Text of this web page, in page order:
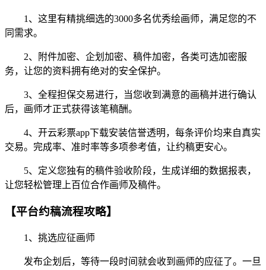
1、这里有精挑细选的3000多名优秀绘画师，满足您的不
同需求。
2、附件加密、企划加密、稿件加密，各类可选加密服
务，让您的资料拥有绝对的安全保护。
3、全程担保交易进行，当您收到满意的画稿并进行确认
后，画师才正式获得该笔稿酬。
4、开云彩票app下载安装信誉透明，每条评价均来自真实
交易。完成率、准时率等多项参考值，让约稿更安心。
5、定义您独有的稿件验收阶段，生成详细的数据报表，
让您轻松管理上百位合作画师及稿件。
【平台约稿流程攻略】
1、挑选应征画师
发布企划后，等待一段时间就会收到画师的应征了。一旦